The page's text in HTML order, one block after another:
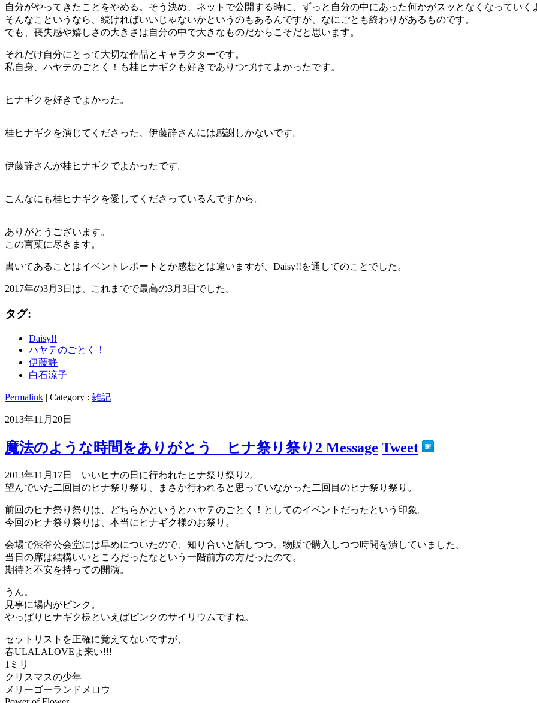
自分がやってきたことをやめる。そう決め、ネットで公開する時に、ずっと自分の中にあった何かがスッとなくなっていく
そんなこというなら、続ければいいじゃないかというのもあるんですが、なにごとも終わりがあるものです。
でも、喪失感や嬉しさの大きさは自分の中で大きなものだからこそだと思います。
それだけ自分にとって大切な作品とキャラクターです。
私自身、ハヤテのごとく！も桂ヒナギクも好きでありつづけてよかったです。
ヒナギクを好きでよかった。
桂ヒナギクを演じてくださった、伊藤静さんには感謝しかないです。
伊藤静さんが桂ヒナギクでよかったです。
こんなにも桂ヒナギクを愛してくださっているんですから。
ありがとうございます。
この言葉に尽きます。
書いてあることはイベントレポートとか感想とは違いますが、Daisy!!を通してのことでした。
2017年の3月3日は、これまでで最高の3月3日でした。
タグ:
Daisy!!
ハヤテのごとく！
伊藤静
白石涼子
Permalink | Category : 雑記
2013年11月20日
魔法のような時間をありがとう ヒナ祭り祭り2 Message Tweet
2013年11月17日 いいヒナの日に行われたヒナ祭り祭り2。
望んでいた二回目のヒナ祭り祭り、まさか行われると思っていなかった二回目のヒナ祭り祭り。
前回のヒナ祭り祭りは、どちらかというとハヤテのごとく！としてのイベントだったという印象。
今回のヒナ祭り祭りは、本当にヒナギク様のお祭り。
会場で渋谷公会堂には早めについたので、知り合いと話しつつ、物販で購入しつつ時間を潰していました。
当日の席は結構いいところだったなという一階前方の方だったので。
期待と不安を持っての開演。
うん。
見事に場内がピンク。
やっぱりヒナギク様といえばピンクのサイリウムですね。
セットリストを正確に覚えてないですが、
春ULALALOVEよ来い!!!
1ミリ
クリスマスの少年
メリーゴーランドメロウ